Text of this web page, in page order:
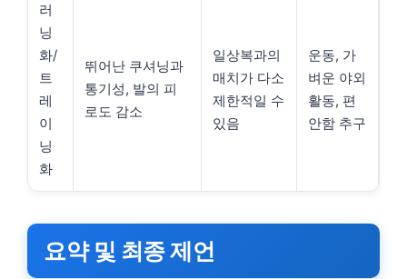
러
닝
화/
트
레
이
닝
화
뛰어난 쿠셔닝과
통기성, 발의 피
로도 감소
일상복과의
매치가 다소
제한적일 수
있음
운동, 가
벼운 야외
활동, 편
안함 추구
요약 및 최종 제언